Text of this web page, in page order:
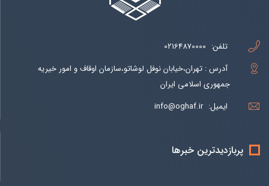
تلفن: 02164870000
آدرس : تهران،خیابان نوفل لوشاتو،سازمان اوقاف و امور خیریه
جمهوری اسلامی ایران
ایمیل: info@oghaf.ir
پربازدیدترین خبرها